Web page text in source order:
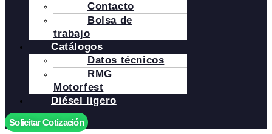
Contacto
Bolsa de
trabajo
Catálogos
Datos técnicos
RMG
Motorfest
Diésel ligero
Solicitar Cotización